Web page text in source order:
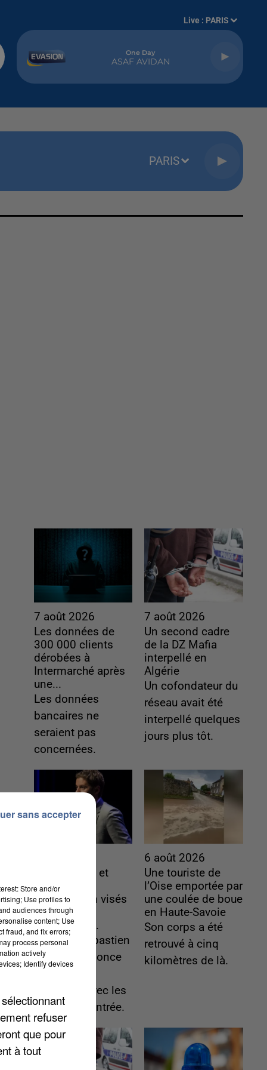
Live : PARIS
One Day
ASAF AVIDAN
PARIS
7 août 2026
Les données de
300 000 clients
dérobées à
Intermarché après
une...
Les données
bancaires ne
seraient pas
concernées.
7 août 2026
Un second cadre
de la DZ Mafia
interpellé en
Algérie
Un cofondateur du
réseau avait été
interpellé quelques
jours plus tôt.
Gabriel Attal et
Raphaël
Glucksmann visés
par des
ingérences...
Sollicité, Sébastien
Lecornu annonce
commun" avec les
partis à la rentrée.
6 août 2026
Une touriste de
l’Oise emportée par
une coulée de boue
en Haute-Savoie
Son corps a été
retrouvé à cinq
kilomètres de là.
Store and/or
Use profiles to
audiences through
content; Use
fraud, and fix errors;
process personal
actively
Identify devices
refuser
que pour
à tout
sans accepter